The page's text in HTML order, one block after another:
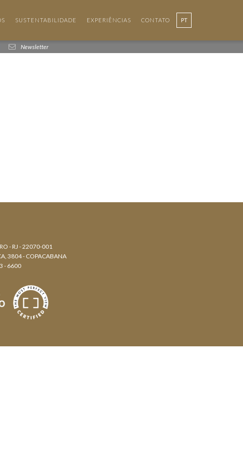
SUSTENTABILIDADE EXPERIÊNCIAS CONTATO PT
Newsletter
- RJ - 22070-001
3804 - COPACABANA
- 6600